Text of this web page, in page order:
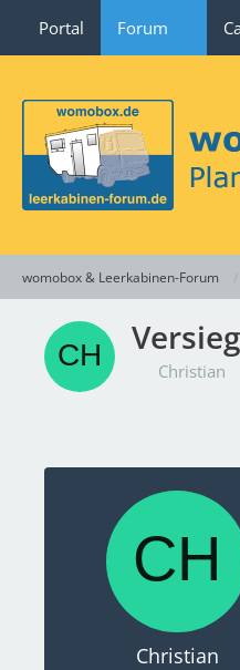
Portal Forum
womobox & Leerkabinen-Forum
Christian
Christian